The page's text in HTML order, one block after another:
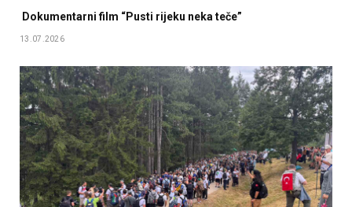
Dokumentarni film “Pusti rijeku neka teče”
13.07.2026